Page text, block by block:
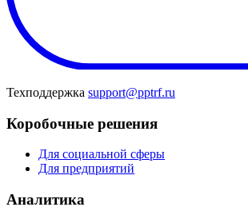
Техподдержка support@pptrf.ru
Коробочные решения
Для социальной сферы
Для предприятий
Аналитика